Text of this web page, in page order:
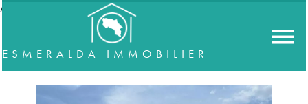
//accordeon
ESMERALDA IMMOBILIER